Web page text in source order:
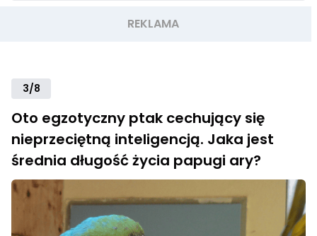
3/8
Oto egzotyczny ptak cechujący się
nieprzeciętną inteligencją. Jaka jest
średnia długość życia papugi ary?